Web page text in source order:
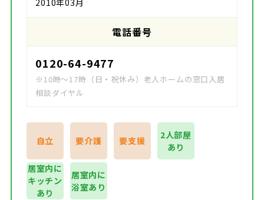
2010年03月
電話番号
0120-64-9477
※10時～17時（日・祝休み）老人ホームの窓口入居
相談ダイヤル
自立 要介護 要支援
2人部屋
あり
居室内に
キッチン
あり
居室内に
浴室あり